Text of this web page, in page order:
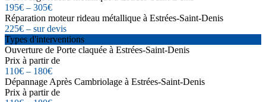
195€ – 305€
Réparation moteur rideau métallique à Estrées-Saint-Denis
225€ – sur devis
Types d'interventions
Ouverture de Porte claquée à Estrées-Saint-Denis
Prix à partir de
110€ – 180€
Dépannage Après Cambriolage à Estrées-Saint-Denis
Prix à partir de